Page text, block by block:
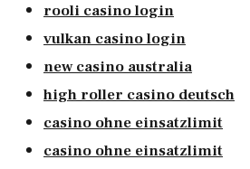
rooli casino login
vulkan casino login
new casino australia
high roller casino deutsch
casino ohne einsatzlimit
casino ohne einsatzlimit